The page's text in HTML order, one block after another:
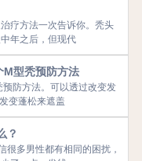
疗方法一次告诉你。秃头
年之后，但现代
M型秃预防方法
防方法。可以透过改变发
变蓬松来遮盖
？
很多男性都有相同的困扰，